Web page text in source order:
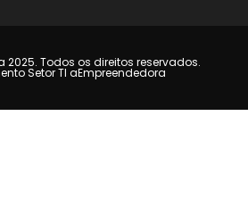
2025. Todos os direitos reservados.
Setor TI aEmpreendedora